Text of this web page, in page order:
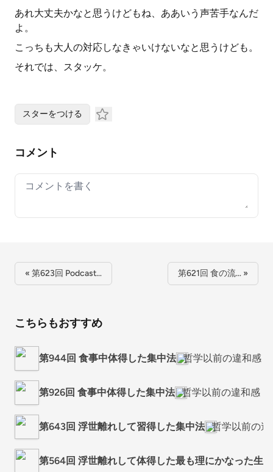
あれ大丈夫かなと思うけどもね、ああいう声苦手なんだ
よ。
こっちも大人の対応しなきゃいけないなと思うけども。
それでは、スタッケ。
スターをつける
コメント
Your comment
« 第623回 Podcast… 第621回 食の流… »
こちらもおすすめ
第944回 食事中体得した集中法 哲学以前の違和感
第926回 食事中体得した集中法 哲学以前の違和感
第643回 浮世離れして習得した集中法 哲学以前の違
第564回 浮世離れして体得した最も理にかなった生